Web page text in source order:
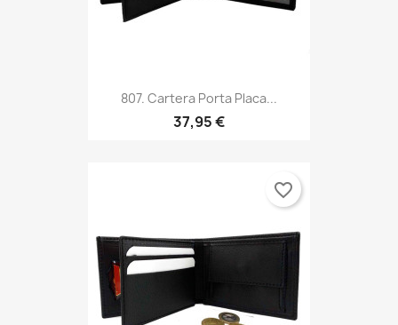
807. Cartera Porta Placa...
37,95 €
favorite_border